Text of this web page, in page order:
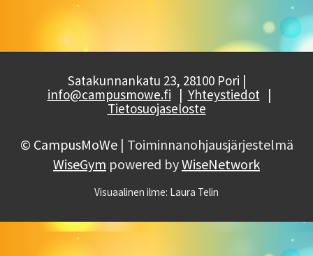
Satakunnankatu 23, 28100 Pori |
info@campusmowe.fi | Yhteystiedot |
Tietosuojaseloste
© CampusMoWe | Toiminnanohjausjärjestelmä
WiseGym powered byWiseNetwork
Visuaalinen ilme: Laura Telin